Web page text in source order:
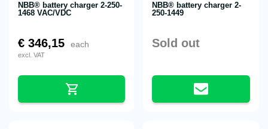
NBB® battery charger 2-250-
1468 VAC/VDC
€ 346,15 each
excl. VAT
NBB® battery charger 2-
250-1449
Sold out